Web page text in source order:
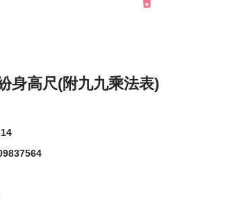
追蹤清單
身高尺(附九九乘法表)